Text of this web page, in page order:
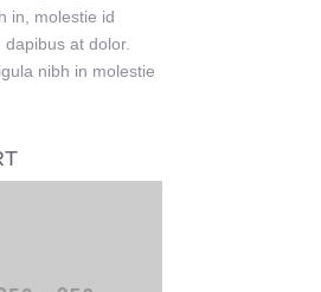
in, molestie id
at dolor.
nibh in molestie